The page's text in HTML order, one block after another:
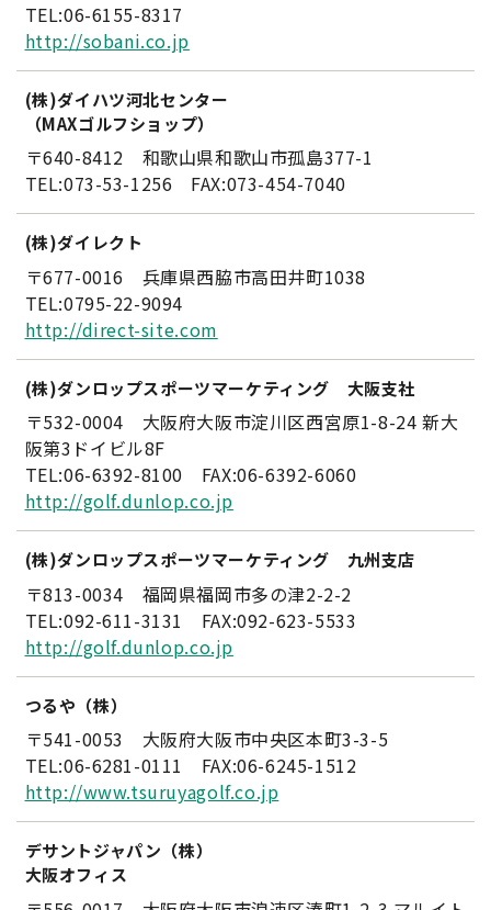
TEL:06-6155-8317
http://sobani.co.jp
(株)ダイハツ河北センター
（MAXゴルフショップ）
〒640-8412 和歌山県和歌山市孤島377-1
TEL:073-53-1256 FAX:073-454-7040
(株)ダイレクト
〒677-0016 兵庫県西脇市高田井町1038
TEL:0795-22-9094
http://direct-site.com
(株)ダンロップスポーツマーケティング 大阪支社
〒532-0004 大阪府大阪市淀川区西宮原1-8-24 新大
阪第3ドイビル8F
TEL:06-6392-8100 FAX:06-6392-6060
http://golf.dunlop.co.jp
(株)ダンロップスポーツマーケティング 九州支店
〒813-0034 福岡県福岡市多の津2-2-2
TEL:092-611-3131 FAX:092-623-5533
http://golf.dunlop.co.jp
つるや（株）
〒541-0053 大阪府大阪市中央区本町3-3-5
TEL:06-6281-0111 FAX:06-6245-1512
http://www.tsuruyagolf.co.jp
デサントジャパン（株）
大阪オフィス